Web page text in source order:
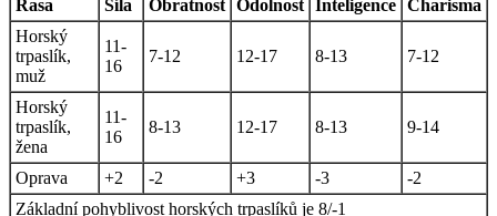
Rasa
Síla Obratnost Odolnost Inteligence Charisma
Horský
trpaslík,
muž
11-
16
7-12 12-17 8-13 7-12
Horský
trpaslík,
žena
11-
16
8-13 12-17 8-13 9-14
Oprava +2 -2 +3 -3
-2
Základní pohyblivost horských trpaslíků je 8/-1